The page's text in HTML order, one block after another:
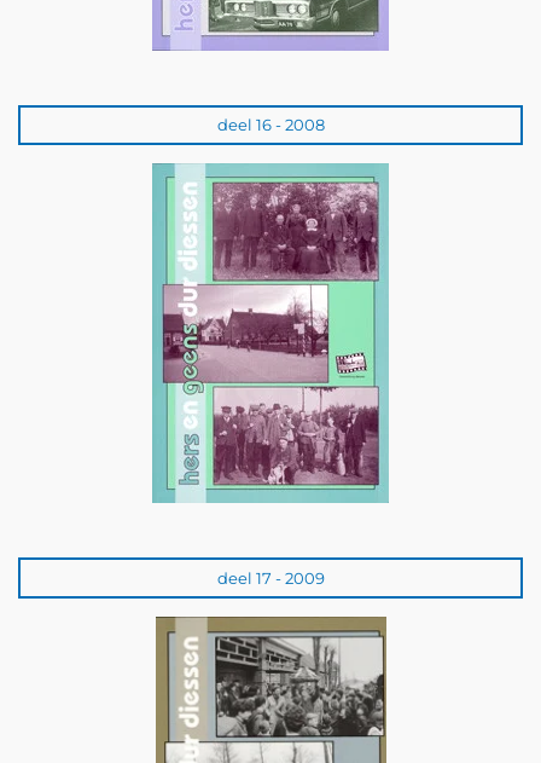
deel 16 - 2008
deel 17 - 2009